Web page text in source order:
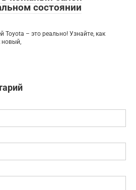
состоянии
Toyota – это реально! Узнайте, как
новый,